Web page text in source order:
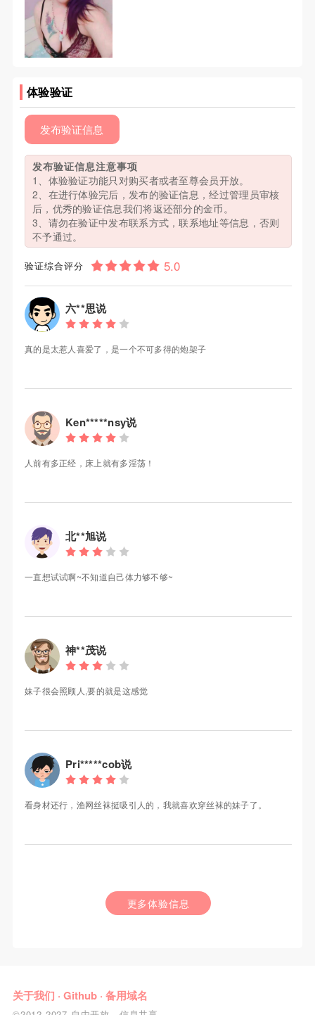
体验验证
发布验证信息
发布验证信息注意事项
1、体验验证功能只对购买者或者至尊会员开放。
2、在进行体验完后，发布的验证信息，经过管理员审核
后，优秀的验证信息我们将返还部分的金币。
3、请勿在验证中发布联系方式，联系地址等信息，否则
不予通过。
验证综合评分
六**思说
真的是太惹人喜爱了，是一个不可多得的炮架子
Ken*****nsy说
人前有多正经，床上就有多淫荡！
北**旭说
一直想试试啊~不知道自己体力够不够~
神**茂说
妹子很会照顾人,要的就是这感觉
Pri*****cob说
看身材还行，渔网丝袜挺吸引人的，我就喜欢穿丝袜的妹子了。
更多体验信息
关于我们 · Github· 备用域名